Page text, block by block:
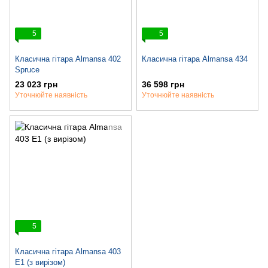
5
Класична гітара Almansa 402
Spruce
23 023 грн
Уточнюйте наявність
5
Класична гітара Almansa 434
36 598 грн
Уточнюйте наявність
5
Класична гітара Almansa 403
E1 (з вирізом)